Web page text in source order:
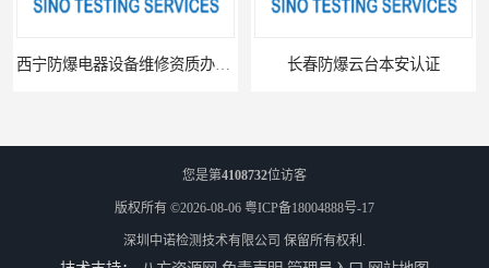
长春防爆云台本安认证
您是第4108732位访客
版权所有 ©2026-08-06 粤ICP备18004888号-17
深圳中诺检测技术有限公司 保留所有权利.